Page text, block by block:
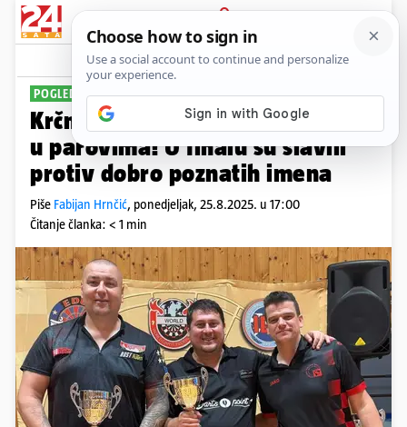
PRIJAVA
Sport Komentari
POGLEDAJTE VIDEO
Krčmar i Biškupić prvaci Europe
u parovima! U finalu su slavili
protiv dobro poznatih imena
Piše Fabijan Hrnčić, ponedjeljak, 25.8.2025. u 17:00
Čitanje članka: < 1 min